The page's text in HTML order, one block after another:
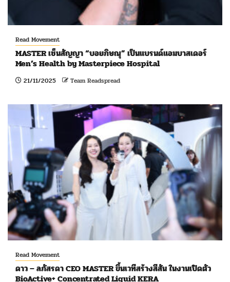
Read Movement
MASTER เซ็นสัญญา “บอยภิษณุ” เป็นแบรนด์แอมบาสเดอร์
Men’s Health by Masterpiece Hospital
21/11/2025 Team Readspread
Read Movement
ดาว – ลภัสรดา CEO MASTER ขึ้นเวทีสร้างสีสัน ในงานเปิดตัว
BioActive+ Concentrated Liquid KERA